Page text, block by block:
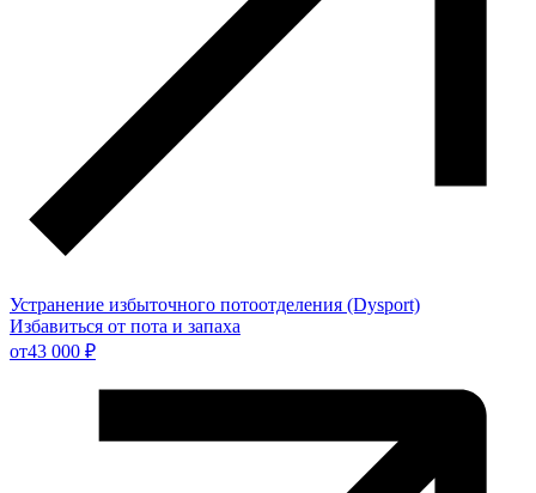
Устранение избыточного потоотделения (Dysport)
Избавиться от пота и запаха
от43 000 ₽